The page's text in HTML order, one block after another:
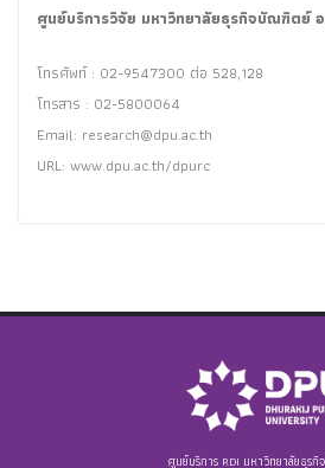
ศูนย์บริการวิจัย มหาวิทยาลัยธุรกิจบัณฑิตย์
โทรศัพท์ : 02-9547300 ต่อ 528,128
โทรสาร : 02-5800064
Email: research@dpu.ac.th
URL: www.dpu.ac.th/dpurc
ศูนย์บริการ RDI มหาวิทยาลัยธุร